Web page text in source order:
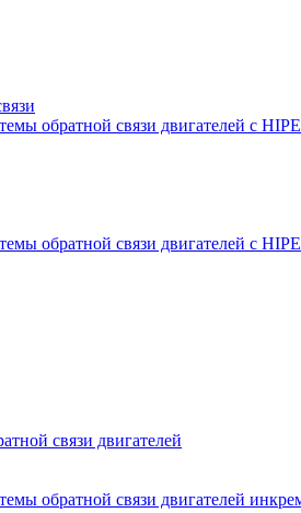
обратной связи двигателей с
обратной связи двигателей с
связи двигателей
обратной связи двигателей